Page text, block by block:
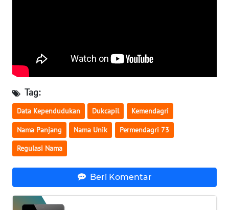
Tag:
Data Kependudukan Dukcapil Kemendagri
Nama Panjang Nama Unik Permendagri 73
Regulasi Nama
Beri Komentar
SERAMBI
WN
JAMBI
WN
SULTRA